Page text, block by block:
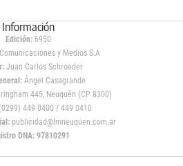
Información
Edición: 6950
y Medios S.A
Juan Carlos Schroeder
Ángel Casagrande
445, Neuquén (CP 8300)
(0299) 449 0400 / 449 0410
publicidad@lmneuquen.com.ar
DNA: 97810291